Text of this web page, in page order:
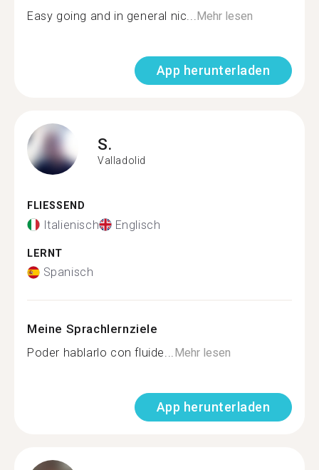
Easy going and in general nic...Mehr lesen
App herunterladen
S.
Valladolid
FLIESSEND
Italienisch Englisch
LERNT
Spanisch
Meine Sprachlernziele
Poder hablarlo con fluide...Mehr lesen
App herunterladen